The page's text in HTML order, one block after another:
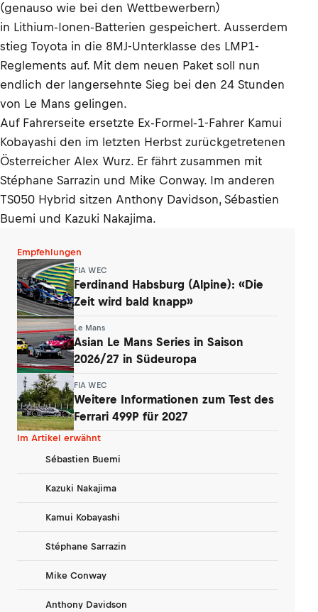
(genauso wie bei den Wettbewerbern)
in Lithium-Ionen-Batterien gespeichert. Ausserdem
stieg Toyota in die 8MJ-Unterklasse des LMP1-
Reglements auf. Mit dem neuen Paket soll nun
endlich der langersehnte Sieg bei den 24 Stunden
von Le Mans gelingen.
Auf Fahrerseite ersetzte Ex-Formel-1-Fahrer Kamui
Kobayashi den im letzten Herbst zurückgetretenen
Österreicher Alex Wurz. Er fährt zusammen mit
Stéphane Sarrazin und Mike Conway. Im anderen
TS050 Hybrid sitzen Anthony Davidson, Sébastien
Buemi und Kazuki Nakajima.
Empfehlungen
FIA WEC
Ferdinand Habsburg (Alpine): «Die
Zeit wird bald knapp»
Le Mans
Asian Le Mans Series in Saison
2026/27 in Südeuropa
FIA WEC
Weitere Informationen zum Test des
Ferrari 499P für 2027
Im Artikel erwähnt
Sébastien Buemi
Kazuki Nakajima
Kamui Kobayashi
Stéphane Sarrazin
Mike Conway
Anthony Davidson